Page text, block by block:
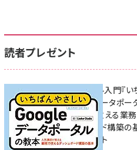
読者プレゼント
無料BIツール入門『い
いGoogleデータポー
人気講師が教える業
ダッシュボード構築の
様にプレゼント